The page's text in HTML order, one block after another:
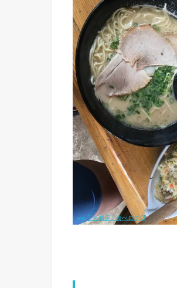
via. 三光商店｜食べログ